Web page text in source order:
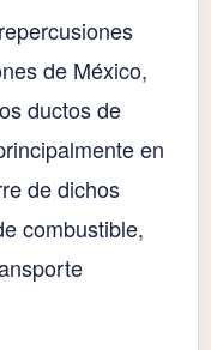
de México,
ductos de
en
de dichos
combustible,